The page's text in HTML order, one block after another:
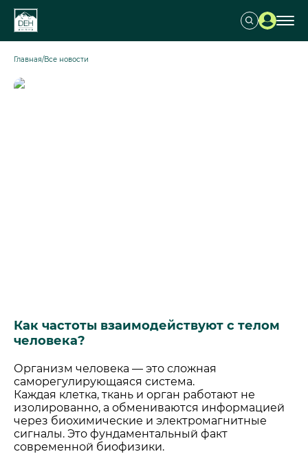
Главная/Все новости
Как частоты взаимодействуют с телом
человека?
Организм человека — это сложная
саморегулирующаяся система.
Каждая клетка, ткань и орган работают не
изолированно, а обмениваются информацией
через биохимические и электромагнитные
сигналы. Это фундаментальный факт
современной биофизики.